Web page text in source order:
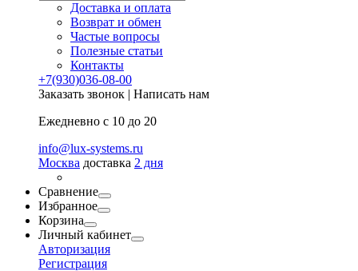
Доставка и оплата
Возврат и обмен
Частые вопросы
Полезные статьи
Контакты
+7(930)036-08-00
Заказать звонок | Написать нам
Ежедневно с 10 до 20
info@lux-systems.ru
Москва доставка 2 дня
Сравнение
Избранное
Корзина
Личный кабинет
Авторизация
Регистрация